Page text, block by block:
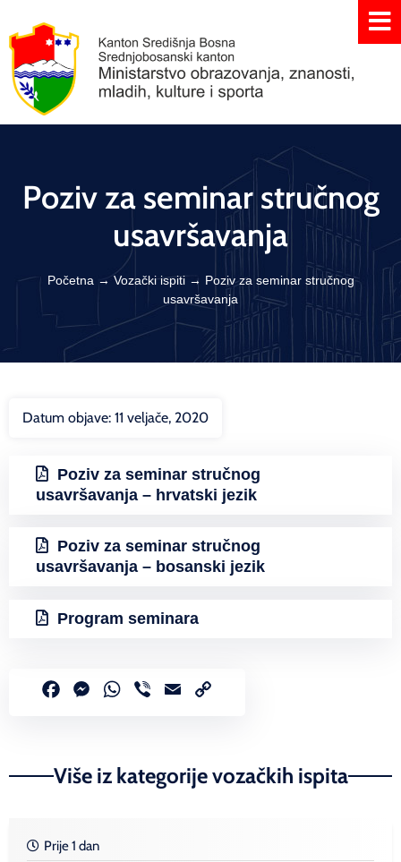
Poziv za seminar stručnog
usavršavanja
Početna → Vozački ispiti→ Poziv za seminar stručnog
usavršavanja
Datum objave: 11 veljače, 2020
Poziv za seminar stručnog
usavršavanja – hrvatski jezik
Poziv za seminar stručnog
usavršavanja – bosanski jezik
Program seminara
FacebookMessenger
WhatsApp
Viber Email
Više iz kategorije vozačkih ispita
Prije 1 dan